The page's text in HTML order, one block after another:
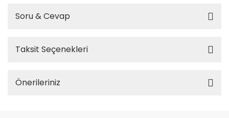
Soru & Cevap
Taksit Seçenekleri
Önerileriniz